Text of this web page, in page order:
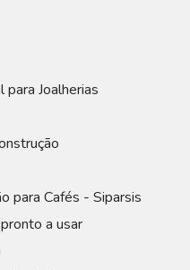
Joalherias
para Cafés - Siparsis
a usar